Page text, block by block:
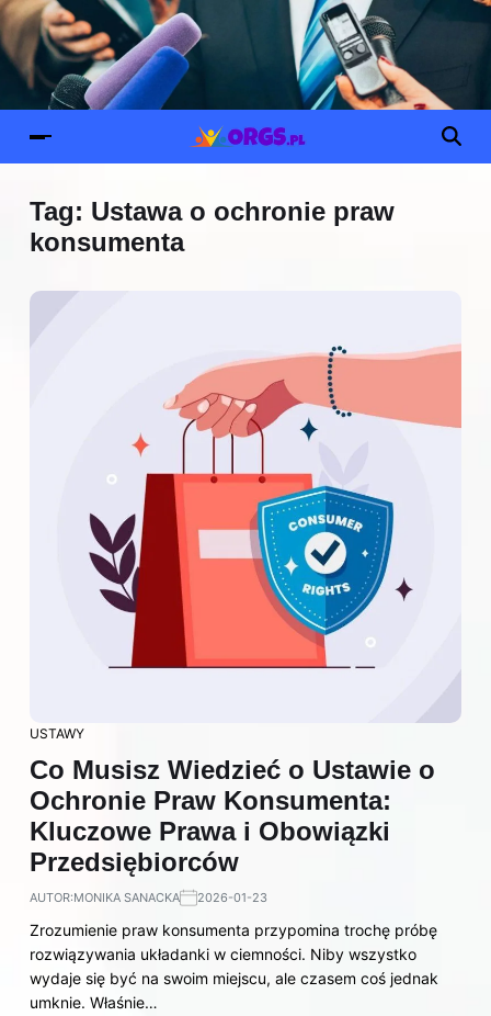
Tag: Ustawa o ochronie praw
konsumenta
USTAWY
Co Musisz Wiedzieć o Ustawie o
Ochronie Praw Konsumenta:
Kluczowe Prawa i Obowiązki
Przedsiębiorców
AUTOR:MONIKA SANACKA 2026-01-23
Zrozumienie praw konsumenta przypomina trochę próbę
rozwiązywania układanki w ciemności. Niby wszystko
wydaje się być na swoim miejscu, ale czasem coś jednak
umknie. Właśnie…